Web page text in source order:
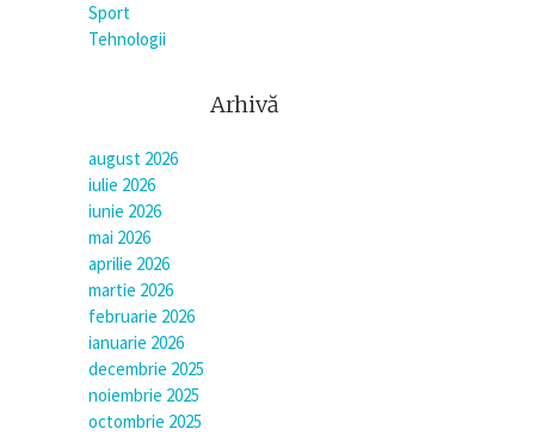
Sport
Tehnologii
Arhivă
august 2026
iulie 2026
iunie 2026
mai 2026
aprilie 2026
martie 2026
februarie 2026
ianuarie 2026
decembrie 2025
noiembrie 2025
octombrie 2025